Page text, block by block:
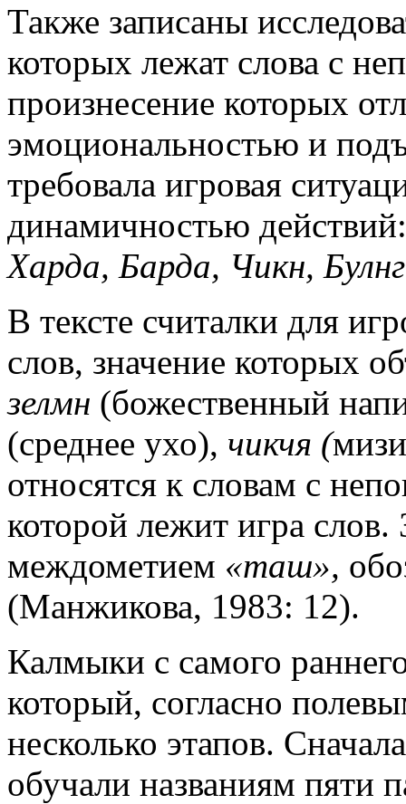
Также записаны
которых лежат слова с
произнесение которых
эмоциональностью и
требовала игровая
динамичностью
Харда, Барда, Чикн,
В тексте считалки для
слов, значение которых
зелмн (божественный
(среднее ухо), чикчя (
относятся к словам с
которой лежит игра слов.
междометием «таш»,
(Манжикова, 1983: 12).
Калмыки с самого
который, согласно
несколько этапов.
обучали названиям пяти